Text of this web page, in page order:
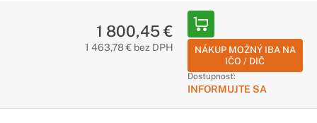
1 800,45 €
1 463,78 € bez DPH
NÁKUP MOŽNÝ IBA NA
IČO / DIČ
Dostupnosť:
INFORMUJTE SA